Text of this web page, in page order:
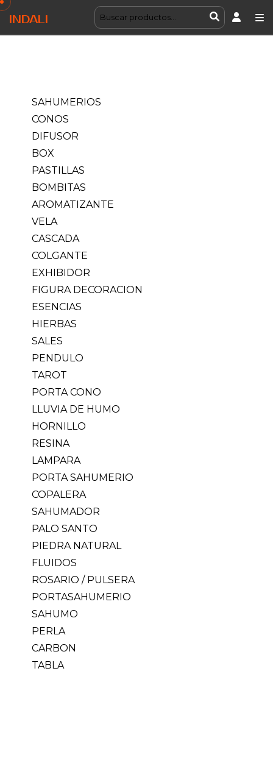
INDALI
SAHUMERIOS
CONOS
DIFUSOR
BOX
PASTILLAS
BOMBITAS
AROMATIZANTE
VELA
CASCADA
COLGANTE
EXHIBIDOR
FIGURA DECORACION
ESENCIAS
HIERBAS
SALES
PENDULO
TAROT
PORTA CONO
LLUVIA DE HUMO
HORNILLO
RESINA
LAMPARA
PORTA SAHUMERIO
COPALERA
SAHUMADOR
PALO SANTO
PIEDRA NATURAL
FLUIDOS
ROSARIO / PULSERA
PORTASAHUMERIO
SAHUMO
PERLA
CARBON
TABLA